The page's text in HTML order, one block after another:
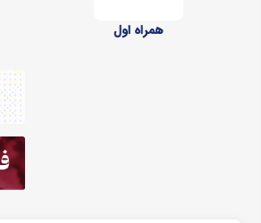
همراه اول